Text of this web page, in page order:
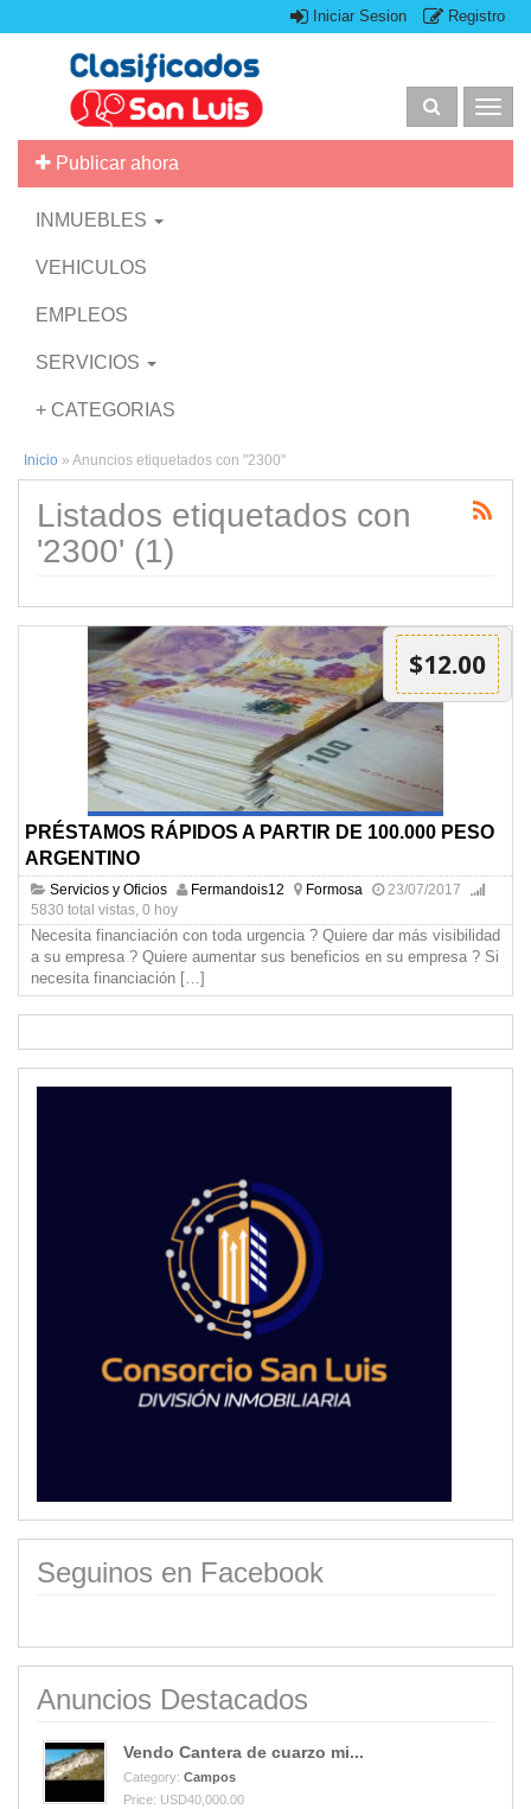
Iniciar Sesion Registro
Publicar ahora
INMUEBLES
VEHICULOS
EMPLEOS
SERVICIOS
+ CATEGORIAS
Inicio » Anuncios etiquetados con "2300"
Listados etiquetados con
'2300' (1)
$12.00
PRÉSTAMOS RÁPIDOS A PARTIR DE 100.000 PESO
ARGENTINO
Servicios y Oficios Fermandois12 Formosa
23/07/2017
5830 total vistas, 0 hoy
Necesita financiación con toda urgencia ? Quiere dar más visibilidad
a su empresa ? Quiere aumentar sus beneficios en su empresa ? Si
necesita financiación […]
Seguinos en Facebook
Anuncios Destacados
Vendo Cantera de cuarzo mi...
Category: Campos
Price: USD40,000.00